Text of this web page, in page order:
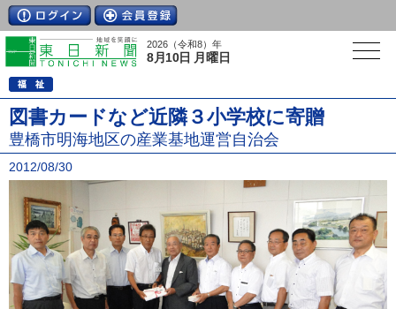
2026（令和8）年
8月10日 月曜日
図書カードなど近隣３小学校に寄贈
豊橋市明海地区の産業基地運営自治会
2012/08/30